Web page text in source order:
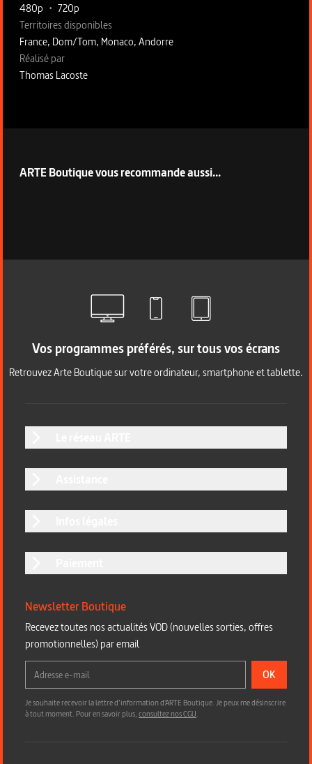
480p • 720p
Territoires disponibles
France, Dom/Tom, Monaco, Andorre
Fiche technique section droite
Réalisé par
Thomas Lacoste
ARTE Boutique vous recommande aussi...
Vos programmes préférés, sur tous vos écrans
Retrouvez Arte Boutique sur votre ordinateur, smartphone et tablette.
Newsletter Boutique
Recevez toutes nos actualités VOD (nouvelles sorties, offres
promotionnelles) par email
OK
Je souhaite recevoir la lettre d’information d'ARTE Boutique. Je peux me désinscrire
à tout moment. Pour en savoir plus,consultez nos CGU.